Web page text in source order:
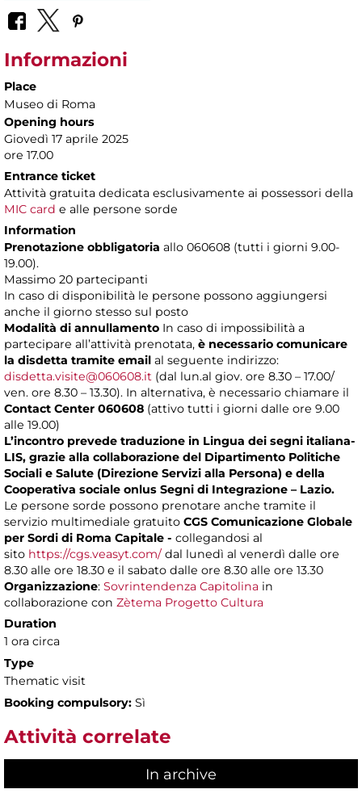
Informazioni
Place
Museo di Roma
Opening hours
Giovedì 17 aprile 2025
ore 17.00
Entrance ticket
Attività gratuita dedicata esclusivamente ai possessori della
MIC card e alle persone sorde
Information
Prenotazione obbligatoria allo 060608 (tutti i giorni 9.00-
19.00).
Massimo 20 partecipanti
In caso di disponibilità le persone possono aggiungersi
anche il giorno stesso sul posto
Modalità di annullamento In caso di impossibilità a
partecipare all’attività prenotata, è necessario comunicare
la disdetta tramite email al seguente indirizzo:
disdetta.visite@060608.it (dal lun.al giov. ore 8.30 – 17.00/
ven. ore 8.30 – 13.30). In alternativa, è necessario chiamare il
Contact Center 060608 (attivo tutti i giorni dalle ore 9.00
alle 19.00)
L’incontro prevede traduzione in Lingua dei segni italiana-
LIS, grazie alla collaborazione del Dipartimento Politiche
Sociali e Salute (Direzione Servizi alla Persona) e della
Cooperativa sociale onlus Segni di Integrazione – Lazio.
Le persone sorde possono prenotare anche tramite il
servizio multimediale gratuito CGS Comunicazione Globale
per Sordi di Roma Capitale - collegandosi al
sito https://cgs.veasyt.com/dal lunedì al venerdì dalle ore
8.30 alle ore 18.30 e il sabato dalle ore 8.30 alle ore 13.30
Organizzazione: Sovrintendenza Capitolina in
collaborazione con Zètema Progetto Cultura
Duration
1 ora circa
Type
Thematic visit
Booking compulsory: Sì
Attività correlate
In archive